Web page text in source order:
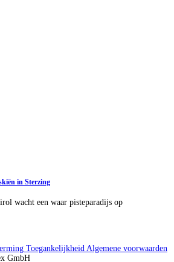
in Sterzing
wacht een waar pisteparadijs op
Toegankelijkheid Algemene voorwaarden
GmbH